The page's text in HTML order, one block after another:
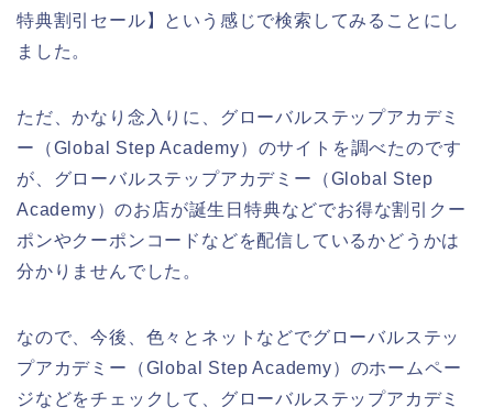
特典割引セール】という感じで検索してみることにし
ました。
ただ、かなり念入りに、グローバルステップアカデミ
ー（Global Step Academy）のサイトを調べたのです
が、グローバルステップアカデミー（Global Step
Academy）のお店が誕生日特典などでお得な割引クー
ポンやクーポンコードなどを配信しているかどうかは
分かりませんでした。
なので、今後、色々とネットなどでグローバルステッ
プアカデミー（Global Step Academy）のホームペー
ジなどをチェックして、グローバルステップアカデミ